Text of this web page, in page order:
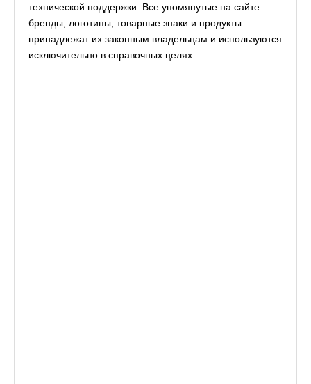
технической поддержки. Все упомянутые на сайте
бренды, логотипы, товарные знаки и продукты
принадлежат их законным владельцам и используются
исключительно в справочных целях.